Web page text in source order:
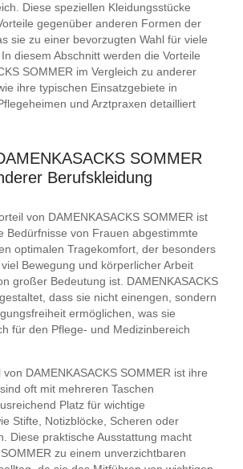
Diese speziellen Kleidungsstücke
gegenüber anderen Formen der
sie zu einer bevorzugten Wahl für viele
diesem Abschnitt werden die Vorteile
SOMMER im Vergleich zu anderer
ihre typischen Einsatzgebiete in
und Arztpraxen detailliert
SOMMER
Berufskleidung
von DAMENKASACKS SOMMER ist
Bedürfnisse von Frauen abgestimmte
optimalen Tragekomfort, der besonders
Bewegung und körperlicher Arbeit
großer Bedeutung ist. DAMENKASACKS
dass sie nicht einengen, sondern
ermöglichen, was sie
für den Pflege- und Medizinbereich
DAMENKASACKS SOMMER ist ihre
oft mit mehreren Taschen
Platz für wichtige
Stifte, Notizblöcke, Scheren oder
Diese praktische Ausstattung macht
zu einem unverzichtbaren